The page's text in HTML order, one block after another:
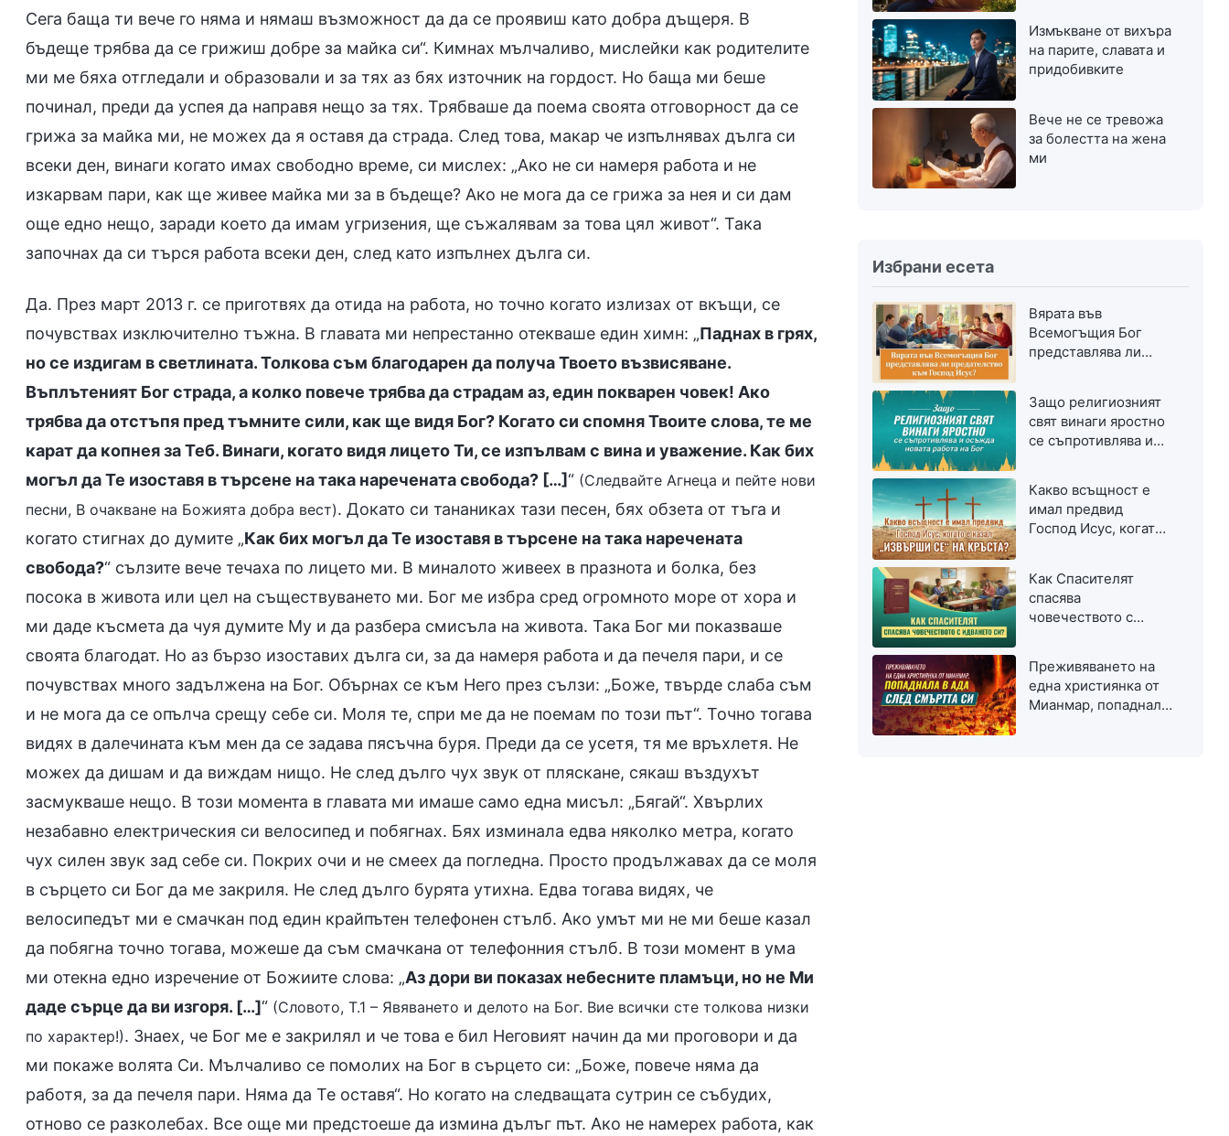
Сега баща ти вече го няма и нямаш възможност да да се проявиш като добра дъщеря. В
бъдеще трябва да се грижиш добре за майка си“. Кимнах мълчаливо, мислейки как родителите
ми ме бяха отгледали и образовали и за тях аз бях източник на гордост. Но баща ми беше
починал, преди да успея да направя нещо за тях. Трябваше да поема своята отговорност да се
грижа за майка ми, не можех да я оставя да страда. След това, макар че изпълнявах дълга си
всеки ден, винаги когато имах свободно време, си мислех: „Ако не си намеря работа и не
изкарвам пари, как ще живее майка ми за в бъдеще? Ако не мога да се грижа за нея и си дам
още едно нещо, заради което да имам угризения, ще съжалявам за това цял живот“. Така
започнах да си търся работа всеки ден, след като изпълнех дълга си.
Да. През март 2013 г. се приготвях да отида на работа, но точно когато излизах от вкъщи, се
почувствах изключително тъжна. В главата ми непрестанно отекваше един химн: „Паднах в грях,
но се издигам в светлината. Толкова съм благодарен да получа Твоето възвисяване.
Въплътеният Бог страда, а колко повече трябва да страдам аз, един покварен човек! Ако
трябва да отстъпя пред тъмните сили, как ще видя Бог? Когато си спомня Твоите слова, те ме
карат да копнея за Теб. Винаги, когато видя лицето Ти, се изпълвам с вина и уважение. Как бих
могъл да Те изоставя в търсене на така наречената свобода? […]“ (Следвайте Агнеца и пейте нови
песни, В очакване на Божията добра вест). Докато си тананиках тази песен, бях обзета от тъга и
когато стигнах до думите „Как бих могъл да Те изоставя в търсене на така наречената
свобода?“ сълзите вече течаха по лицето ми. В миналото живеех в празнота и болка, без
посока в живота или цел на съществуването ми. Бог ме избра сред огромното море от хора и
ми даде късмета да чуя думите Му и да разбера смисъла на живота. Така Бог ми показваше
своята благодат. Но аз бързо изоставих дълга си, за да намеря работа и да печеля пари, и се
почувствах много задължена на Бог. Обърнах се към Него през сълзи: „Боже, твърде слаба съм
и не мога да се опълча срещу себе си. Моля те, спри ме да не поемам по този път“. Точно тогава
видях в далечината към мен да се задава пясъчна буря. Преди да се усетя, тя ме връхлетя. Не
можех да дишам и да виждам нищо. Не след дълго чух звук от пляскане, сякаш въздухът
засмукваше нещо. В този момента в главата ми имаше само една мисъл: „Бягай“. Хвърлих
незабавно електрическия си велосипед и побягнах. Бях изминала едва няколко метра, когато
чух силен звук зад себе си. Покрих очи и не смеех да погледна. Просто продължавах да се моля
в сърцето си Бог да ме закриля. Не след дълго бурята утихна. Едва тогава видях, че
велосипедът ми е смачкан под един крайпътен телефонен стълб. Ако умът ми не ми беше казал
да побягна точно тогава, можеше да съм смачкана от телефонния стълб. В този момент в ума
ми отекна едно изречение от Божиите слова: „Аз дори ви показах небесните пламъци, но не Ми
даде сърце да ви изгоря. […]“ (Словото, Т.1 – Явяването и делото на Бог. Вие всички сте толкова низки
по характер!). Знаех, че Бог ме е закрилял и че това е бил Неговият начин да ми проговори и да
ми покаже волята Си. Мълчаливо се помолих на Бог в сърцето си: „Боже, повече няма да
работя, за да печеля пари. Няма да Те оставя“. Но когато на следващата сутрин се събудих,
отново се разколебах. Все още ми предстоеше да измина дълъг път. Ако не намерех работа, как
Измъкване от вихъра
на парите, славата и
придобивките
Вече не се тревожа
за болестта на жена
ми
Избрани есета
Вярата във
Всемогъщия Бог
представлява ли
Защо религиозният
свят винаги яростно
се съпротивлява и
Какво всъщност е
имал предвид
Господ Исус, когато
Как Спасителят
спасява
човечеството с
Преживяването на
една християнка от
Мианмар, попаднала